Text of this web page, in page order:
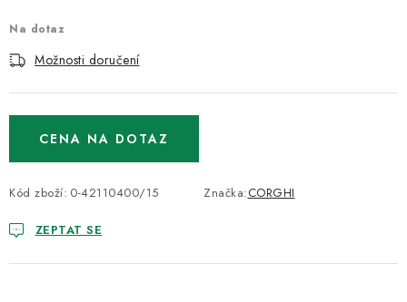
MYCÍ STOLY
Na dotaz
Možnosti doručení
CENA NA DOTAZ
Kód zboží: 0-42110400/15 Značka:CORGHI
ZEPTAT SE